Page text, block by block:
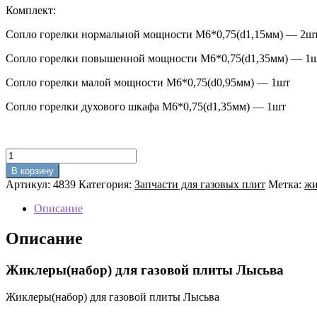
Комплект:
Сопло горелки нормальной мощности М6*0,75(d1,15мм) —
Сопло горелки повышенной мощности М6*0,75(d1,35мм) —
Сопло горелки малой мощности М6*0,75(d0,95мм) — 1шт
Сопло горелки духового шкафа М6*0,75(d1,35мм) — 1шт
Количество
товара
Жиклеры(набор)
для
газовой
плиты
Лысьва(природный
газ)
В корзину
Артикул: 4839 Категория: Запчасти для газовых плит Метка:
Описание
Описание
Жиклеры(набор) для газовой плиты Лысьва
Жиклеры(набор) для газовой плиты Лысьва